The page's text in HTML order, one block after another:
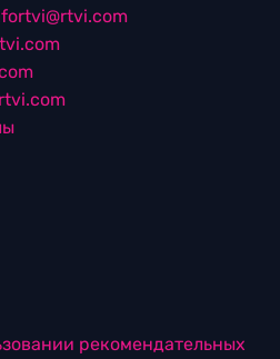
рекомендательных